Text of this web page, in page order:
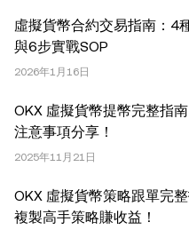
OKX。本文可以全文複製
或更少的摘錄，前提是此類
任何複製或分發亦必須突
OKX，經許可使用。”允
出處，例如“文章名稱，[
OKX”。部分內容可能由人
成。不允許對本文進行衍生
虛擬貨幣合約交易指南：4
與6步實戰SOP
2026年1月16日
OKX 虛擬貨幣提幣完整指
注意事項分享！
2025年11月21日
OKX 虛擬貨幣策略跟單完
複製高手策略賺收益！